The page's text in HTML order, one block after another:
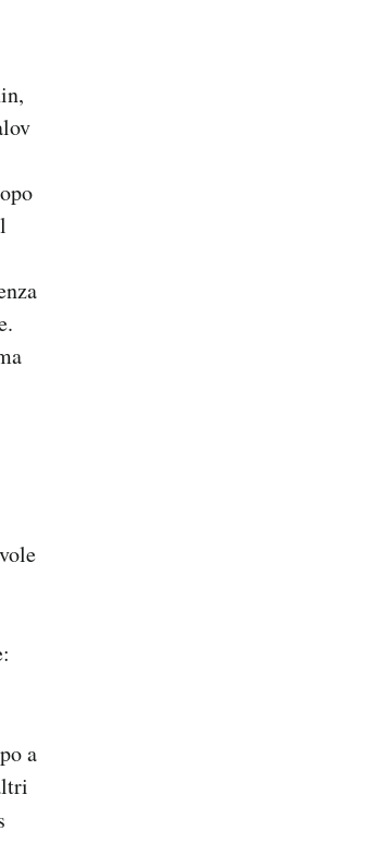
a